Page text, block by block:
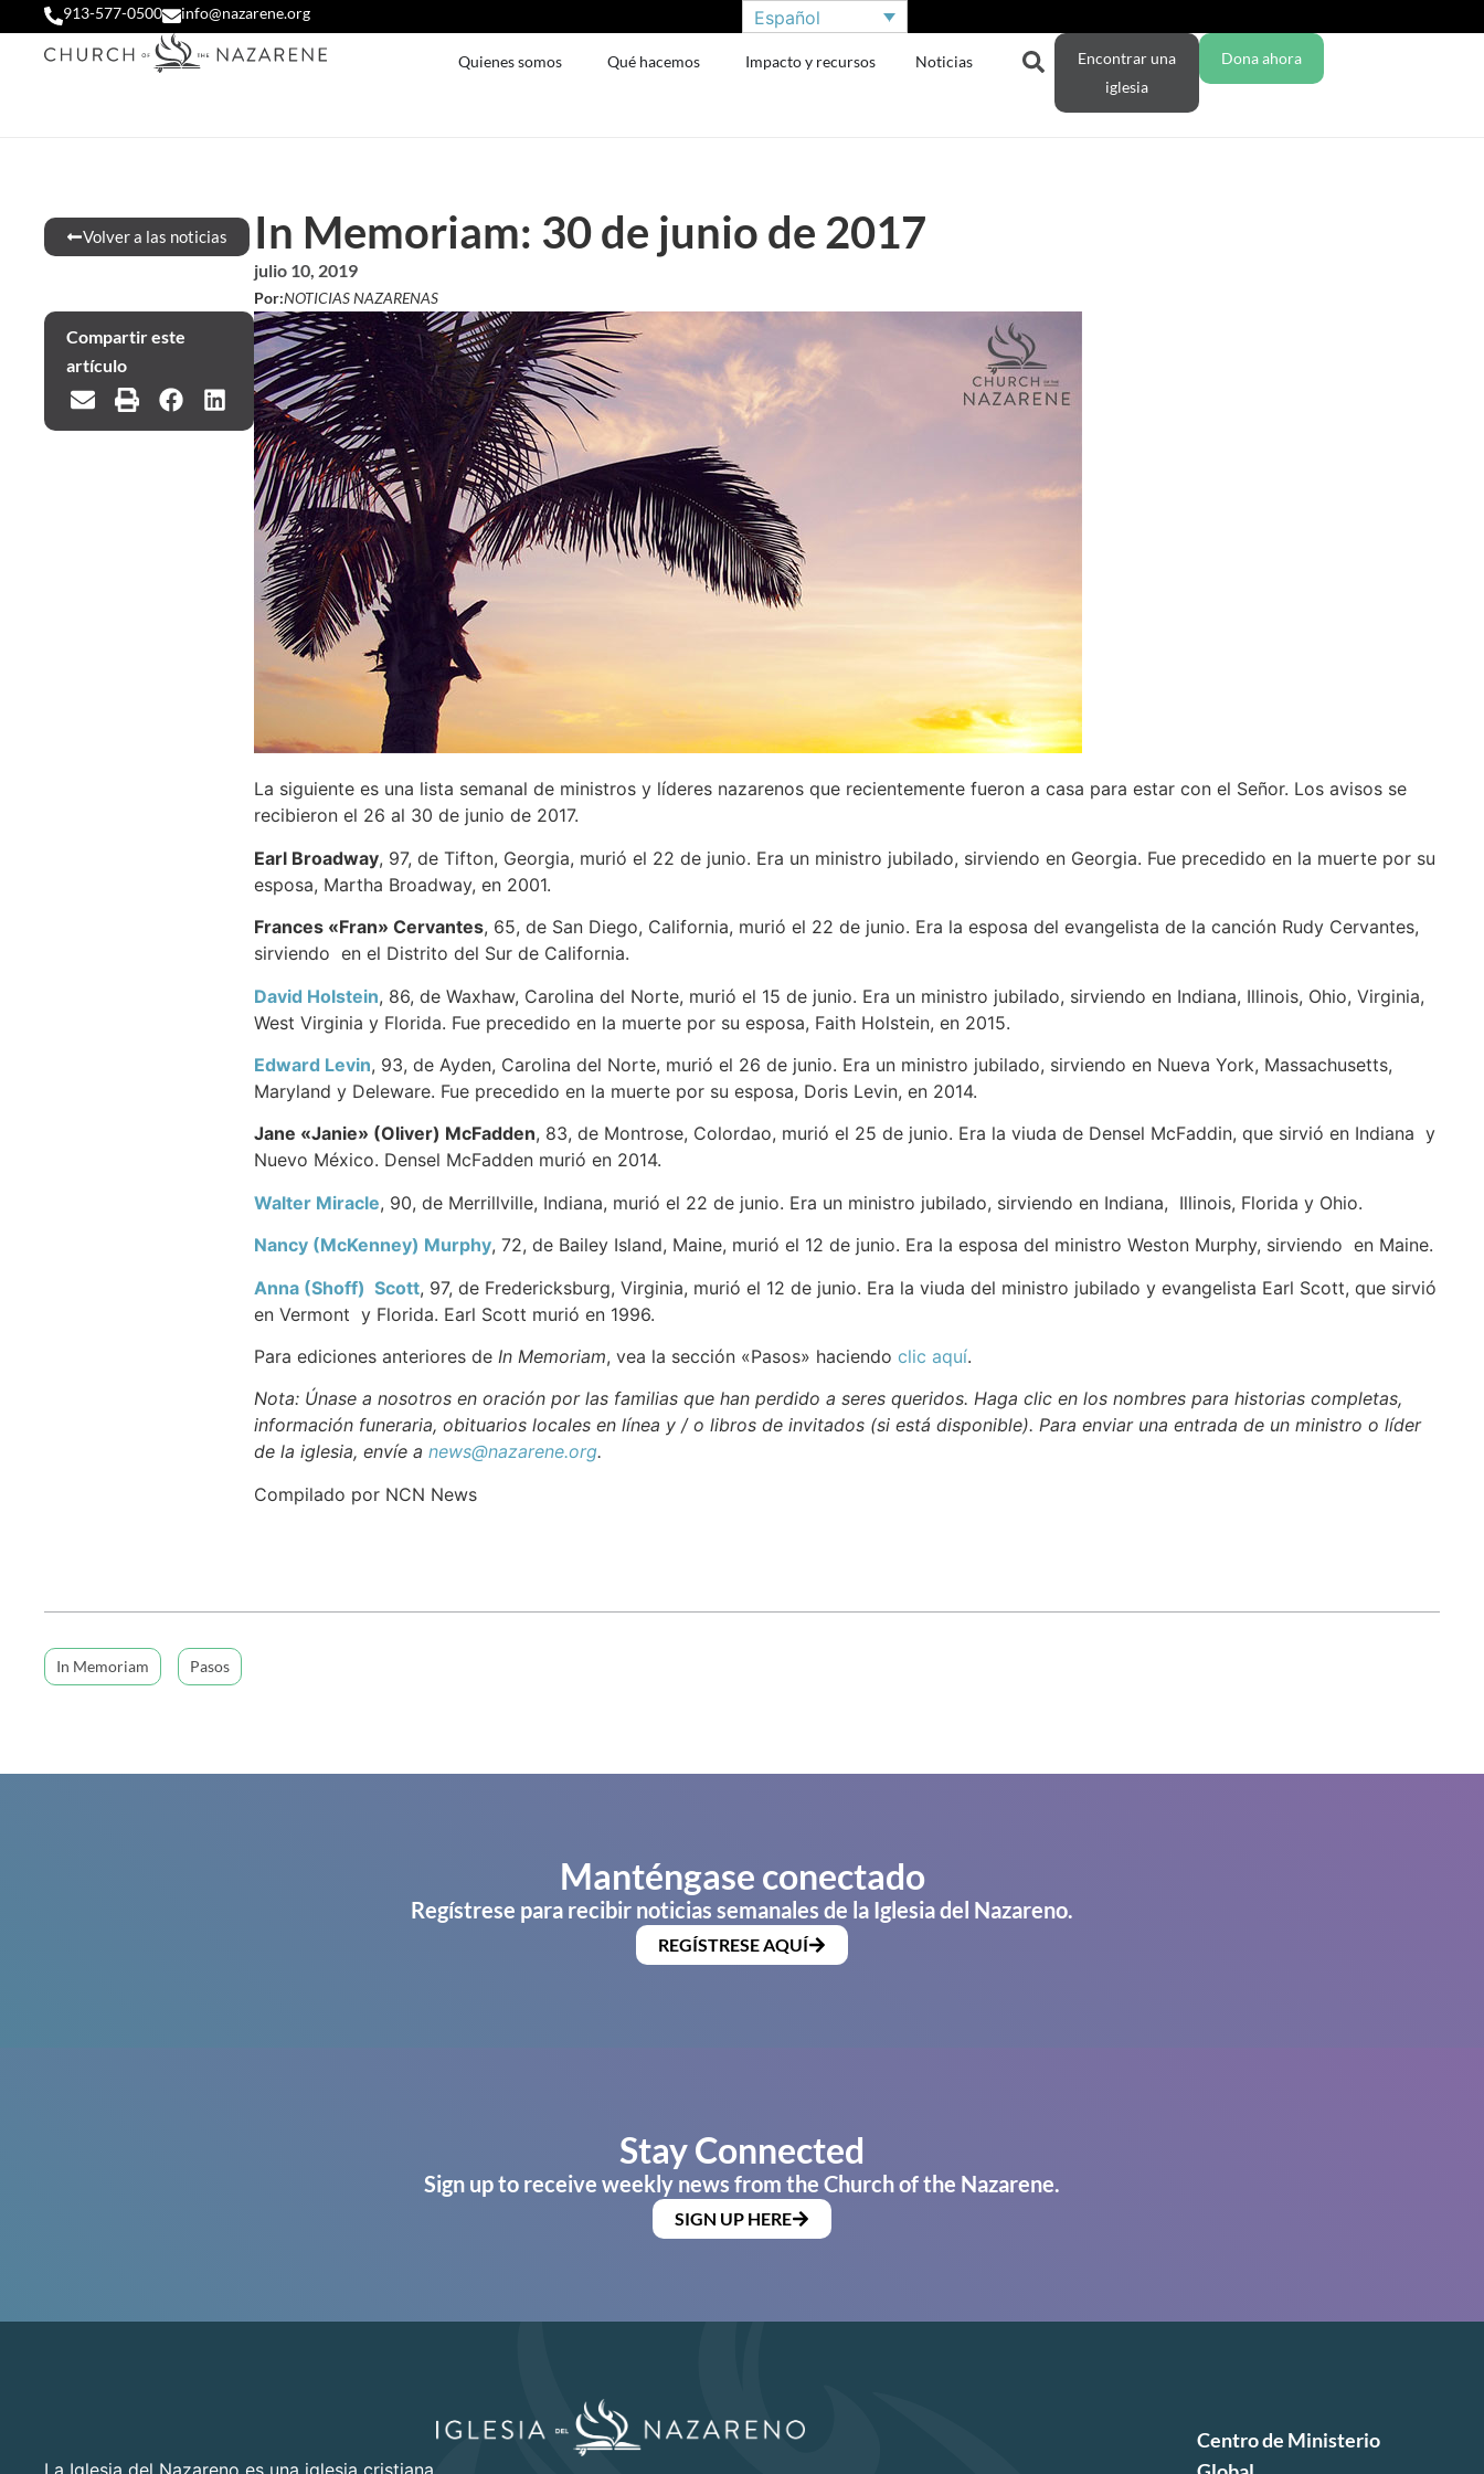
913-577-0500 info@nazarene.org Español
Quienes somos Qué hacemos Impacto y recursos Noticias
Encontrar una
iglesia
Dona ahora
Volver a las noticias In Memoriam: 30 de junio de 2017
julio 10, 2019
Por:NOTICIAS NAZARENAS
Compartir este
artículo
La siguiente es una lista semanal de ministros y líderes nazarenos que recientemente fueron a casa para estar con el Señor. Los avisos se
recibieron el 26 al 30 de junio de 2017.
Earl Broadway, 97, de Tifton, Georgia, murió el 22 de junio. Era un ministro jubilado, sirviendo en Georgia. Fue precedido en la muerte por su
esposa, Martha Broadway, en 2001.
Frances «Fran» Cervantes, 65, de San Diego, California, murió el 22 de junio. Era la esposa del evangelista de la canción Rudy Cervantes,
sirviendo en el Distrito del Sur de California.
David Holstein, 86, de Waxhaw, Carolina del Norte, murió el 15 de junio. Era un ministro jubilado, sirviendo en Indiana, Illinois, Ohio, Virginia,
West Virginia y Florida. Fue precedido en la muerte por su esposa, Faith Holstein, en 2015.
Edward Levin, 93, de Ayden, Carolina del Norte, murió el 26 de junio. Era un ministro jubilado, sirviendo en Nueva York, Massachusetts,
Maryland y Deleware. Fue precedido en la muerte por su esposa, Doris Levin, en 2014.
Jane «Janie» (Oliver) McFadden, 83, de Montrose, Colordao, murió el 25 de junio. Era la viuda de Densel McFaddin, que sirvió en Indiana y
Nuevo México. Densel McFadden murió en 2014.
Walter Miracle, 90, de Merrillville, Indiana, murió el 22 de junio. Era un ministro jubilado, sirviendo en Indiana, Illinois, Florida y Ohio.
Nancy (McKenney) Murphy, 72, de Bailey Island, Maine, murió el 12 de junio. Era la esposa del ministro Weston Murphy, sirviendo en Maine.
Anna (Shoff) Scott, 97, de Fredericksburg, Virginia, murió el 12 de junio. Era la viuda del ministro jubilado y evangelista Earl Scott, que sirvió
en Vermont y Florida. Earl Scott murió en 1996.
Para ediciones anteriores de In Memoriam, vea la sección «Pasos» haciendo clic aquí.
Nota: Únase a nosotros en oración por las familias que han perdido a seres queridos. Haga clic en los nombres para historias completas,
información funeraria, obituarios locales en línea y / o libros de invitados (si está disponible). Para enviar una entrada de un ministro o líder
de la iglesia, envíe a news@nazarene.org.
Compilado por NCN News
In Memoriam Pasos
Manténgase conectado
Regístrese para recibir noticias semanales de la Iglesia del Nazareno.
REGÍSTRESE AQUÍ
Stay Connected
Sign up to receive weekly news from the Church of the Nazarene.
SIGN UP HERE
La Iglesia del Nazareno es una iglesia cristiana
Centro de Ministerio